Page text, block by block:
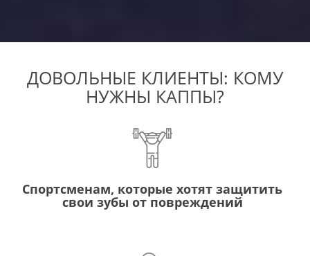
ДОВОЛЬНЫЕ КЛИЕНТЫ: КОМУ
НУЖНЫ КАППЫ?
Спортсменам, которые хотят защитить
свои зубы от повреждений